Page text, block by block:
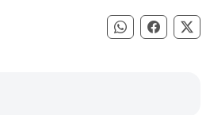
Compartir